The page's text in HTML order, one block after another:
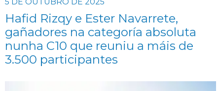
Hafid Rizqy e Ester Navarrete,
gañadores na categoría absoluta
nunha C10 que reuniu a máis de
3.500 participantes